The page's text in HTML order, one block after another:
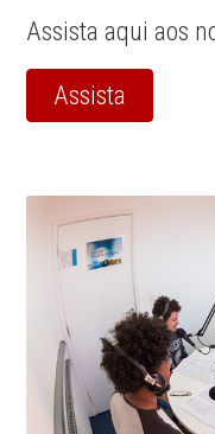
Assista aqui aos
Assista